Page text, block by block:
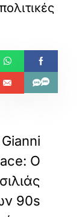
Gianni
Ο
90s